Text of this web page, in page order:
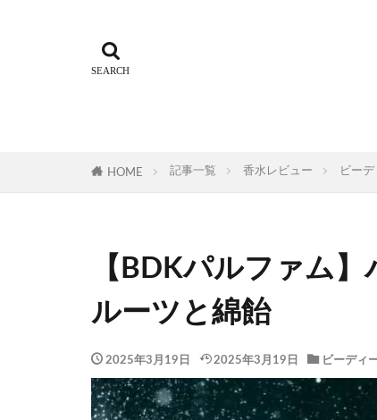
HOME 記事一覧 香水レビュー ビー
【BDKパルファム
ルーツと綿飴
2025年3月19日 2025年3月19日 ビーディ